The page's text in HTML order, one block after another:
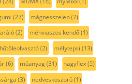
(27) mágnesszelep(7)
(2) méhviaszos kendő(1)
(2) mélytepsi (13)
(6) műanyag(31) nagyflex(5)
(3) nedvesköszörű(1)